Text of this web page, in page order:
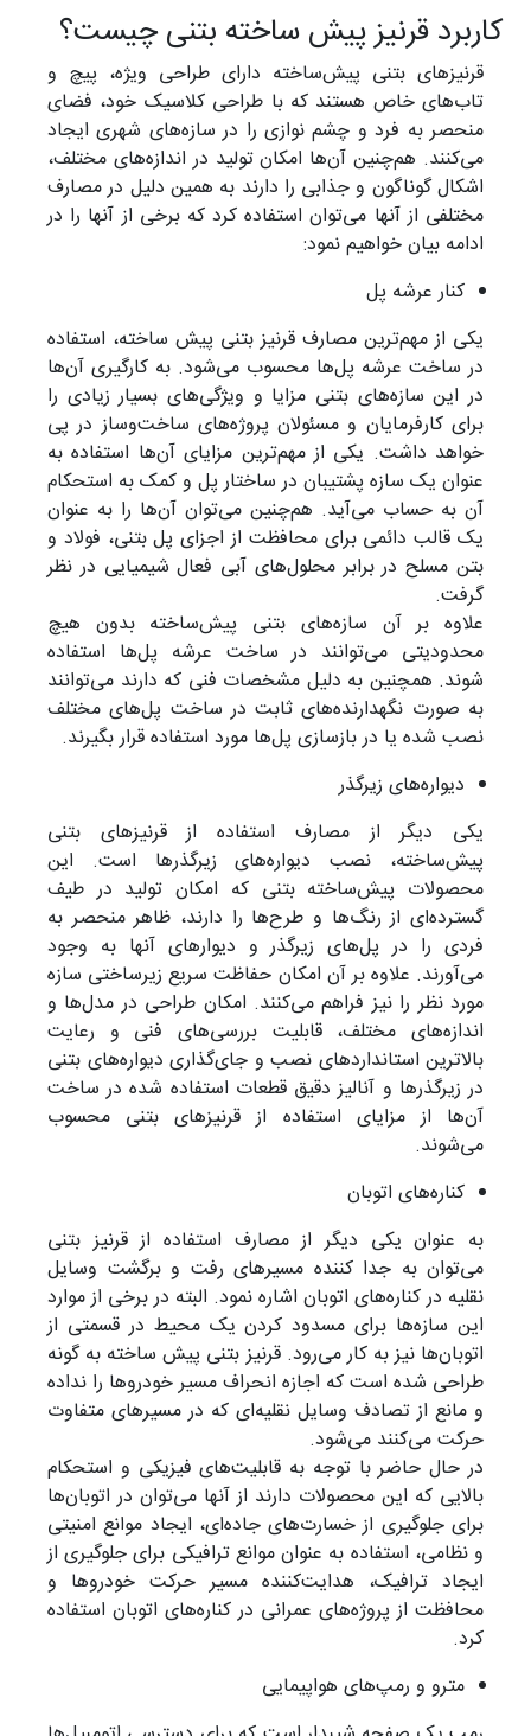
قرنیز پیش ساخته بتنی چیست؟
قرنیزهای بتنی پیش‌ساخته دارای طراحی ویژه، پیچ و
تاب‌های خاص هستند که با طراحی کلاسیک خود، فضای
منحصر به فرد و چشم نوازی را در سازه‌های شهری ایجاد
می‌کنند. هم‌چنین آن‌ها امکان تولید در اندازه‌های مختلف،
اشکال گوناگون و جذابی را دارند به همین دلیل در مصارف
مختلفی از آنها می‌توان استفاده کرد که برخی از آنها را در
ادامه بیان خواهیم نمود:
کنار عرشه پل
یکی از مهم‌ترین مصارف قرنیز بتنی پیش ساخته، استفاده
در ساخت عرشه پل‌ها محسوب می‌شود. به کارگیری آن‌ها
در این سازه‌های بتنی مزایا و ویژگی‌های بسیار زیادی را
برای کارفرمایان و مسئولان پروژه‌های ساخت‌وساز در پی
خواهد داشت. یکی از مهم‌ترین مزایای آن‌ها استفاده به
عنوان یک سازه پشتیبان در ساختار پل و کمک به استحکام
آن به حساب می‌آید. هم‌چنین می‌توان آن‌ها را به عنوان
یک قالب دائمی برای محافظت از اجزای پل بتنی، فولاد و
بتن مسلح در برابر محلول‌های آبی فعال شیمیایی در نظر
گرفت.
علاوه بر آن سازه‌های بتنی پیش‌ساخته بدون هیچ
محدودیتی می‌توانند در ساخت عرشه پل‌ها استفاده
شوند. همچنین به دلیل مشخصات فنی که دارند می‌توانند
به صورت نگهدارنده‌های ثابت در ساخت پل‌های مختلف
نصب شده یا در بازسازی پل‌ها مورد استفاده قرار بگیرند.
دیواره‌های زیرگذر
یکی دیگر از مصارف استفاده از قرنیزهای بتنی
پیش‌ساخته، نصب دیواره‌های زیرگذرها است. این
محصولات پیش‌ساخته بتنی که امکان تولید در طیف
گسترده‌ای از رنگ‌ها و طرح‌ها را دارند، ظاهر منحصر به
فردی را در پل‌های زیرگذر و دیوارهای آنها به وجود
می‌آورند. علاوه بر آن امکان حفاظت سریع زیرساختی سازه
مورد نظر را نیز فراهم می‌کنند. امکان طراحی در مدل‌ها و
اندازه‌های مختلف، قابلیت بررسی‌های فنی و رعایت
بالاترین استانداردهای نصب و جای‌گذاری دیواره‌های بتنی
در زیرگذرها و آنالیز دقیق قطعات استفاده شده در ساخت
آن‌ها از مزایای استفاده از قرنیز‌های بتنی محسوب
می‌شوند.
کناره‌های اتوبان
به عنوان یکی دیگر از مصارف استفاده از قرنیز بتنی
می‌توان به جدا کننده مسیرهای رفت و برگشت وسایل
نقلیه در کناره‌های اتوبان اشاره نمود. البته در برخی از موارد
این سازه‌ها برای مسدود کردن یک محیط در قسمتی از
اتوبان‌ها نیز به کار می‌رود. قرنیز بتنی پیش ساخته به گونه
طراحی شده ‌است که اجازه انحراف مسیر خودروها را نداده
و مانع از تصادف وسایل نقلیه‌ای که در مسیرهای متفاوت
حرکت می‌کنند می‌شود.
در حال حاضر با توجه به قابلیت‌های فیزیکی و استحکام
بالایی که این محصولات دارند از آنها می‌توان در اتوبان‌ها
برای جلوگیری از خسارت‌های جاده‌ای، ایجاد موانع امنیتی
و نظامی، استفاده به عنوان موانع ترافیکی برای جلوگیری از
ایجاد ترافیک، هدایت‌کننده مسیر حرکت خودروها و
محافظت از پروژه‌های عمرانی در کناره‌‌های اتوبان استفاده
مترو و رمپ‌های هواپیمایی